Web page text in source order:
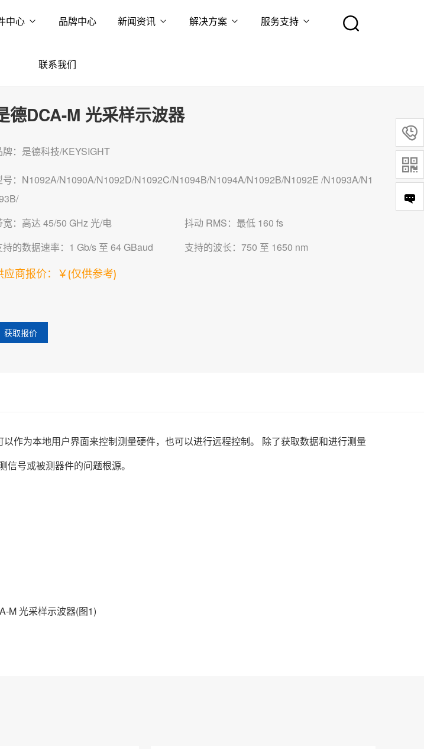
中心 品牌中心 新闻资讯 解决方案 服务支持
联系我们
德DCA-M 光采样示波器
牌：是德科技/KEYSIGHT
号：N1092A/N1090A/N1092D/N1092C/N1094B/N1094A/N1092B/N1092E /N1093A/N1
宽：高达 45/50 GHz 光/电
抖动 RMS：最低 160 fs
持的数据速率：1 Gb/s 至 64 GBaud
支持的波长：750 至 1650 nm
应商报价：￥(仅供参考)
获取报价
作为本地用户界面来控制测量硬件，也可以进行远程控制。 除了获取数据和进行测量
信号或被测器件的问题根源。

